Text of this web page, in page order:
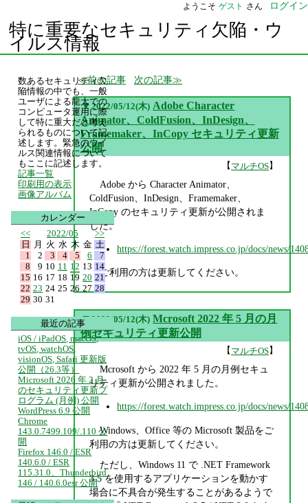
ようこそ ゲスト さん ログイン
特に重要なセキュリティ欠陥・ウ
イルス情報
前の記事 次の記事
▼ 2022/05/12(木) Adobe Character
Animator、ColdFusion、InDesign、
Framemaker、InCopy セキュリティ更新
公開
【マルチOS】
Adobe から Character Animator、
ColdFusion、InDesign、Framemaker、
InCopy のセキュリティ更新が公開されま
した。
https://forest.watch.impress.co.jp/docs/news/
ご利用の方は更新してください。
▼ 2022/05/12(木) Mcrosoft 2022 年 5 月の月
例セキュリティ更新公開
【 マルチOS】
Mcrosoft から 2022 年 5 月の月例セキュ
リティ更新が公開されました。
https://forest.watch.impress.co.jp/docs/news/
Windows、Office 等の Microsoft 製品をご
利用の方は更新してください。
ただし、Windows 11 で .NET Framework
3.5 を使用するアプリケーションを動かす
場合に不具合が発生することがあるようで
数あるセキュリティ欠
陥情報の中でも、一般
ユーザによる龍大での
コンピュータ運用に際
して特に重大だと考え
られるものについて記
述します。緊急のウイ
ルス関連情報について
もここに記述します。
記事一覧
印刷用の表示
画像アルバム
カレンダー
<<
2022/05
>>
日
月 火 水 木 金 土
1
2 3 4 5 6
7
8
9 10 11 12 13 14
15 16 17 18 19 20 21
22 23 24 25 26 27 28
29 30 31
最近の記事
iOS / iPadOS, macOS,
tvOS, watchOS,
visionOS, Safari 更新版
公開（26.3等）
Microsoft 2026 年 2 月
のセキュリティ更新プ
ログラム (月例) 公開
WordPress 6.9 公開
Chrome
143.0.7499.109/.110 公
開
Firefox 146.0 / ESR
140.6.0 / ESR
115.31.0、Thunderbird
146 / 140.6.0esr 公開